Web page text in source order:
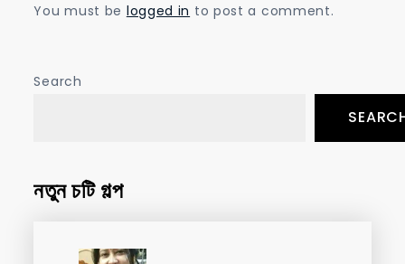
You must be logged in to post a comment.
Search
নতুন চটি গল্প